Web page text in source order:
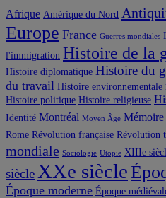
Afrique Amérique du Nord
Europe France Guerres mondiales
l'immigration Histoire de la
Histoire diplomatique Histoire du
du travail Histoire environnementale
Histoire politique Histoire religieuse
Identité Montréal Moyen Âge Mémoire
Rome Révolution française Révolution
mondiale Sociologie Utopie XIIIe
siècle XXe siècle
Époque moderne Époque